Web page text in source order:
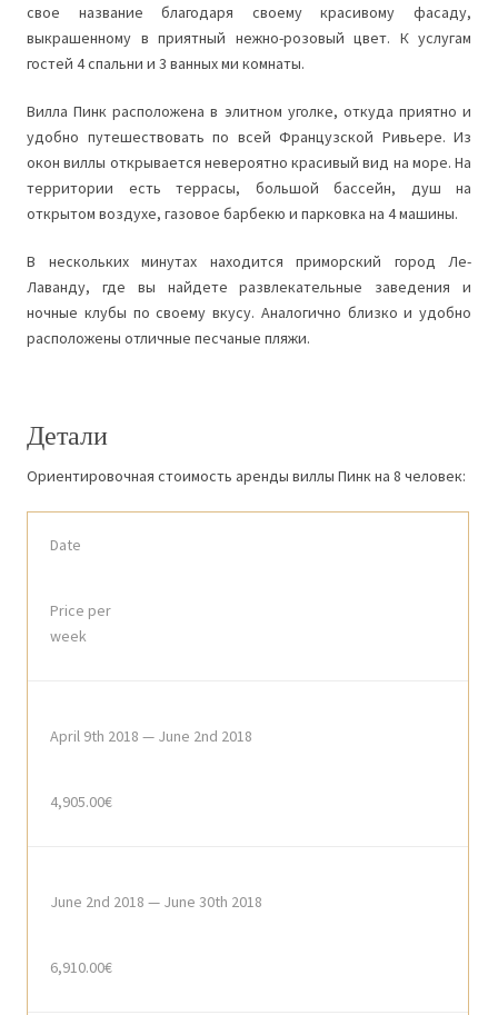
свое название благодаря своему красивому фасаду,
выкрашенному в приятный нежно-розовый цвет. К услугам
гостей 4 спальни и 3 ванных ми комнаты.
Вилла Пинк расположена в элитном уголке, откуда приятно и
удобно путешествовать по всей Французской Ривьере. Из
окон виллы открывается невероятно красивый вид на море. На
территории есть террасы, большой бассейн, душ на
открытом воздухе, газовое барбекю и парковка на 4 машины.
В нескольких минутах находится приморский город Ле-
Лаванду, где вы найдете развлекательные заведения и
ночные клубы по своему вкусу. Аналогично близко и удобно
расположены отличные песчаные пляжи.
Детали
Ориентировочная стоимость аренды виллы Пинк на 8 человек:
Date
Price per
week
April 9th 2018 — June 2nd 2018
4,905.00€
June 2nd 2018 — June 30th 2018
6,910.00€